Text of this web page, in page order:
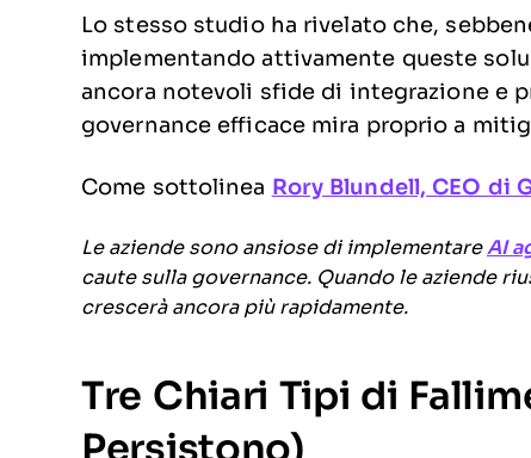
Lo stesso studio ha rivelato che,
implementando attivamente queste
ancora notevoli sfide di integrazione e
governance efficace mira proprio a
Come sottolinea Rory Blundell, CEO di
Le aziende sono ansiose di implementare AI
caute sulla governance. Quando le aziende
crescerà ancora più rapidamente.
Tre Chiari Tipi di
Persistono)